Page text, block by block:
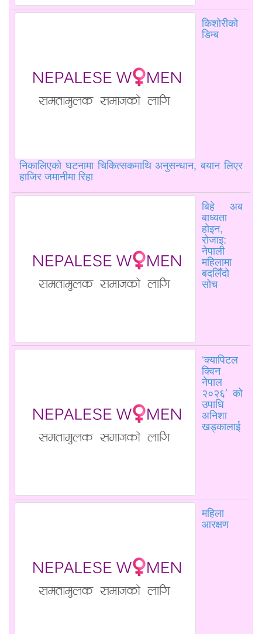
किशोरीको
डिम्ब
निकालिएको घटनामा चिकित्सकमाथि अनुसन्धान, बयान लिएर
हाजिर जमानीमा रिहा
बिहे अब
बाध्यता
होइन,
रोजाइ:
नेपाली
महिलामा
बदलिँदो
सोच
‘क्यापिटल
क्विन
नेपाल
२०२६’ को
उपाधि
अनिशा
खड्कालाई
महिला
आरक्षण